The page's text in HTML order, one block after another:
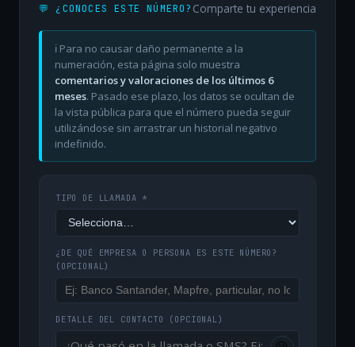
💬 ¿CONOCES ESTE NÚMERO? Comparte tu experiencia
ℹ️ Para no causar daño permanente a la
numeración, esta página solo muestra
comentarios y valoraciones de los últimos 6
meses. Pasado ese plazo, los datos se ocultan de
la vista pública para que el número pueda seguir
utilizándose sin arrastrar un historial negativo
indefinido.
TIPO DE LLAMADA *
¿DE QUÉ EMPRESA O PERSONA ES ESTE NÚMERO?
(OPCIONAL)
DETALLE DEL CONTACTO (OPCIONAL)